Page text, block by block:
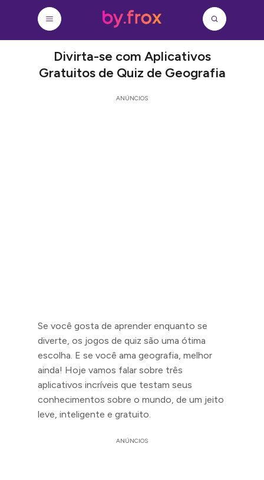
Divirta-se com Aplicativos
Gratuitos de Quiz de Geografia
ANÚNCIOS
Se você gosta de aprender enquanto se
diverte, os jogos de quiz são uma ótima
escolha. E se você ama geografia, melhor
ainda! Hoje vamos falar sobre três
aplicativos incríveis que testam seus
conhecimentos sobre o mundo, de um jeito
leve, inteligente e gratuito.
ANÚNCIOS